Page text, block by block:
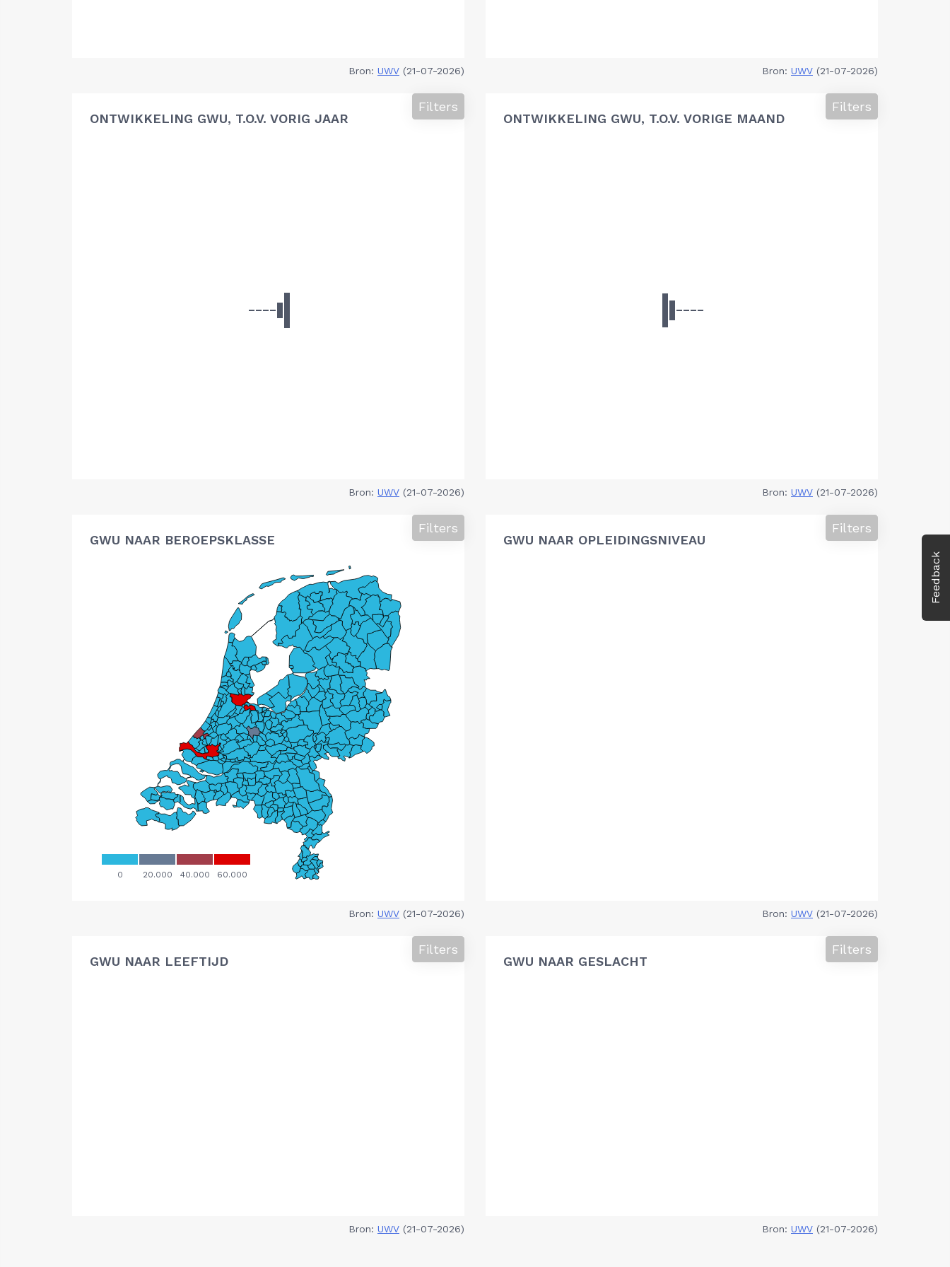
Feedback
Bron: UWV (21-07-2026) Bron: UWV (21-07-2026)
ONTWIKKELING GWU, T.O.V. VORIG JAAR
Filters
Bron: UWV (21-07-2026)
ONTWIKKELING GWU, T.O.V. VORIGE MAAND
Filters
Bron: UWV (21-07-2026)
GWU NAAR BEROEPSKLASSE
Filters
Bron: UWV (21-07-2026)
GWU NAAR OPLEIDINGSNIVEAU
Filters
Bron: UWV (21-07-2026)
GWU NAAR LEEFTIJD
Filters
Bron: UWV (21-07-2026)
GWU NAAR GESLACHT
Filters
Bron: UWV (21-07-2026)